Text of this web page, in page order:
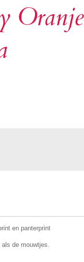
Oranje
en panterprint
de mouwtjes.